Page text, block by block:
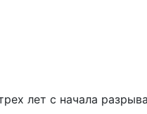
лет с начала